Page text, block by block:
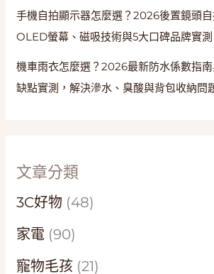
手機自拍顯示器怎麼選？2026後置鏡頭
OLED螢幕、磁吸技術與5大口碑品牌實測
機車雨衣怎麼選？2026最新防水係數指
缺點實測，解決滲水、臭酸與背包收納問
文章分類
3C好物 (48)
家電 (90)
寵物毛孩 (21)